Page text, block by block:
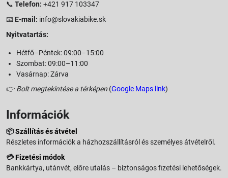
📞 Telefon: +421 917 103347
📧 E-mail: info@slovakiabike.sk
Nyitvatartás:
Hétfő–Péntek: 09:00–15:00
Szombat: 09:00–11:00
Vasárnap: Zárva
👉 Bolt megtekintése a térképen (Google Maps link)
Információk
📦Szállítás és átvétel
Részletes információk a házhozszállításról és személyes átvételről.
💳Fizetési módok
Bankkártya, utánvét, előre utalás – biztonságos fizetési lehetőségek.